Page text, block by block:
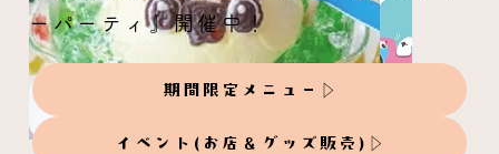
チュウハシのちゅうちゃん来店
ーパーティ』開催中！
期間限定メニュー
イベント(お店＆グッズ販売)